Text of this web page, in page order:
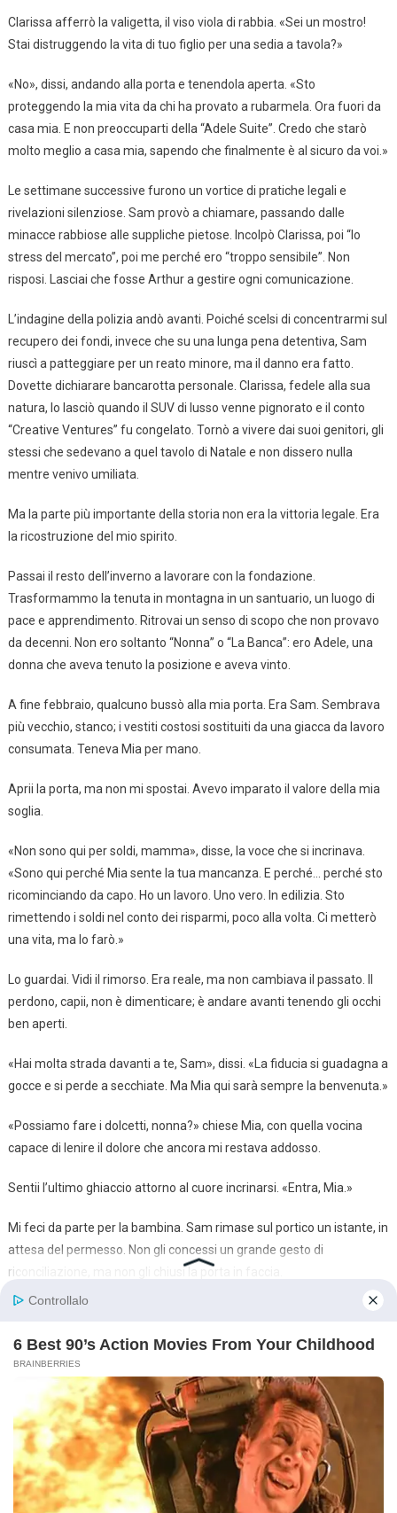
Clarissa afferrò la valigetta, il viso viola di rabbia. «Sei un mostro!
Stai distruggendo la vita di tuo figlio per una sedia a tavola?»
«No», dissi, andando alla porta e tenendola aperta. «Sto
proteggendo la mia vita da chi ha provato a rubarmela. Ora fuori da
casa mia. E non preoccuparti della “Adele Suite”. Credo che starò
molto meglio a casa mia, sapendo che finalmente è al sicuro da voi.»
Le settimane successive furono un vortice di pratiche legali e
rivelazioni silenziose. Sam provò a chiamare, passando dalle
minacce rabbiose alle suppliche pietose. Incolpò Clarissa, poi “lo
stress del mercato”, poi me perché ero “troppo sensibile”. Non
risposi. Lasciai che fosse Arthur a gestire ogni comunicazione.
L’indagine della polizia andò avanti. Poiché scelsi di concentrarmi sul
recupero dei fondi, invece che su una lunga pena detentiva, Sam
riuscì a patteggiare per un reato minore, ma il danno era fatto.
Dovette dichiarare bancarotta personale. Clarissa, fedele alla sua
natura, lo lasciò quando il SUV di lusso venne pignorato e il conto
“Creative Ventures” fu congelato. Tornò a vivere dai suoi genitori, gli
stessi che sedevano a quel tavolo di Natale e non dissero nulla
mentre venivo umiliata.
Ma la parte più importante della storia non era la vittoria legale. Era
la ricostruzione del mio spirito.
Passai il resto dell’inverno a lavorare con la fondazione.
Trasformammo la tenuta in montagna in un santuario, un luogo di
pace e apprendimento. Ritrovai un senso di scopo che non provavo
da decenni. Non ero soltanto “Nonna” o “La Banca”: ero Adele, una
donna che aveva tenuto la posizione e aveva vinto.
A fine febbraio, qualcuno bussò alla mia porta. Era Sam. Sembrava
più vecchio, stanco; i vestiti costosi sostituiti da una giacca da lavoro
consumata. Teneva Mia per mano.
Aprii la porta, ma non mi spostai. Avevo imparato il valore della mia
soglia.
«Non sono qui per soldi, mamma», disse, la voce che si incrinava.
«Sono qui perché Mia sente la tua mancanza. E perché… perché sto
ricominciando da capo. Ho un lavoro. Uno vero. In edilizia. Sto
rimettendo i soldi nel conto dei risparmi, poco alla volta. Ci metterò
una vita, ma lo farò.»
Lo guardai. Vidi il rimorso. Era reale, ma non cambiava il passato. Il
perdono, capii, non è dimenticare; è andare avanti tenendo gli occhi
ben aperti.
«Hai molta strada davanti a te, Sam», dissi. «La fiducia si guadagna a
gocce e si perde a secchiate. Ma Mia qui sarà sempre la benvenuta.»
«Possiamo fare i dolcetti, nonna?» chiese Mia, con quella vocina
capace di lenire il dolore che ancora mi restava addosso.
Sentii l’ultimo ghiaccio attorno al cuore incrinarsi. «Entra, Mia.»
Mi feci da parte per la bambina. Sam rimase sul portico un istante, in
attesa del permesso. Non gli concessi un grande gesto di
riconciliazione, ma non gli chiusi la porta in faccia.
Mentre il profumo di cannella e scorza d’arancia tornava a riempire
la casa, capii che non mi ero limitata a dire “come vuoi”. Mi ero
salvata. E, nel farlo, avevo dato a mio figlio l’unica cosa di cui aveva
davvero bisogno: la possibilità di diventare un uomo d’onore,
ricominciando dalle fondamenta.